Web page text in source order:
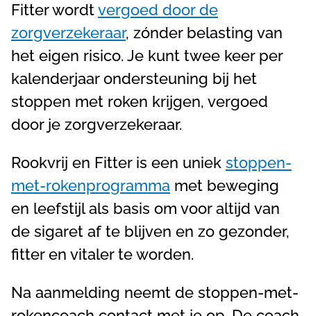
Fitter wordtvergoed door de
zorgverzekeraar, zónder belasting van
het eigen risico. Je kunt twee keer per
kalenderjaar ondersteuning bij het
stoppen met roken krijgen, vergoed
door je zorgverzekeraar.
Rookvrij en Fitter is een uniek stoppen-
met-rokenprogramma met beweging
en leefstijl als basis om voor altijd van
de sigaret af te blijven en zo gezonder,
fitter en vitaler te worden.
Na aanmelding neemt de stoppen-met-